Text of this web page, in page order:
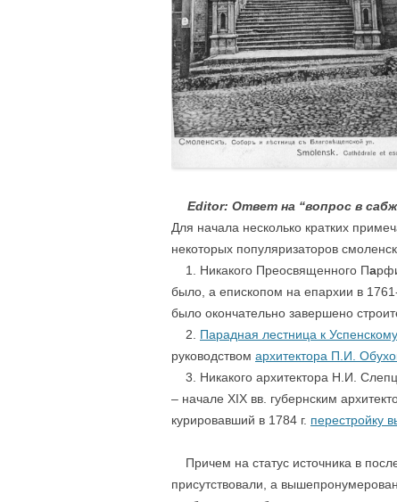
Editor: Ответ на “вопрос в
Для начала несколько кратких
некоторых популяризаторов
1. Никакого Преосвященного Па
было, а епископом на епархии в
было окончательно завершено
2. Парадная лестница к
руководством архитектора П.И.
3. Никакого архитектора Н.И.
– начале XIX вв. губернским
курировавший в 1784 г. перестройку
Причем на статус источника в
присутствовали, а